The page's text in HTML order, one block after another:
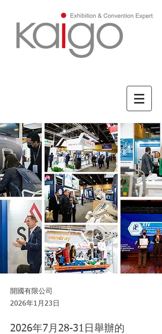
開國有限公司
2026年1月23日
2026年7月28-31日舉辦的